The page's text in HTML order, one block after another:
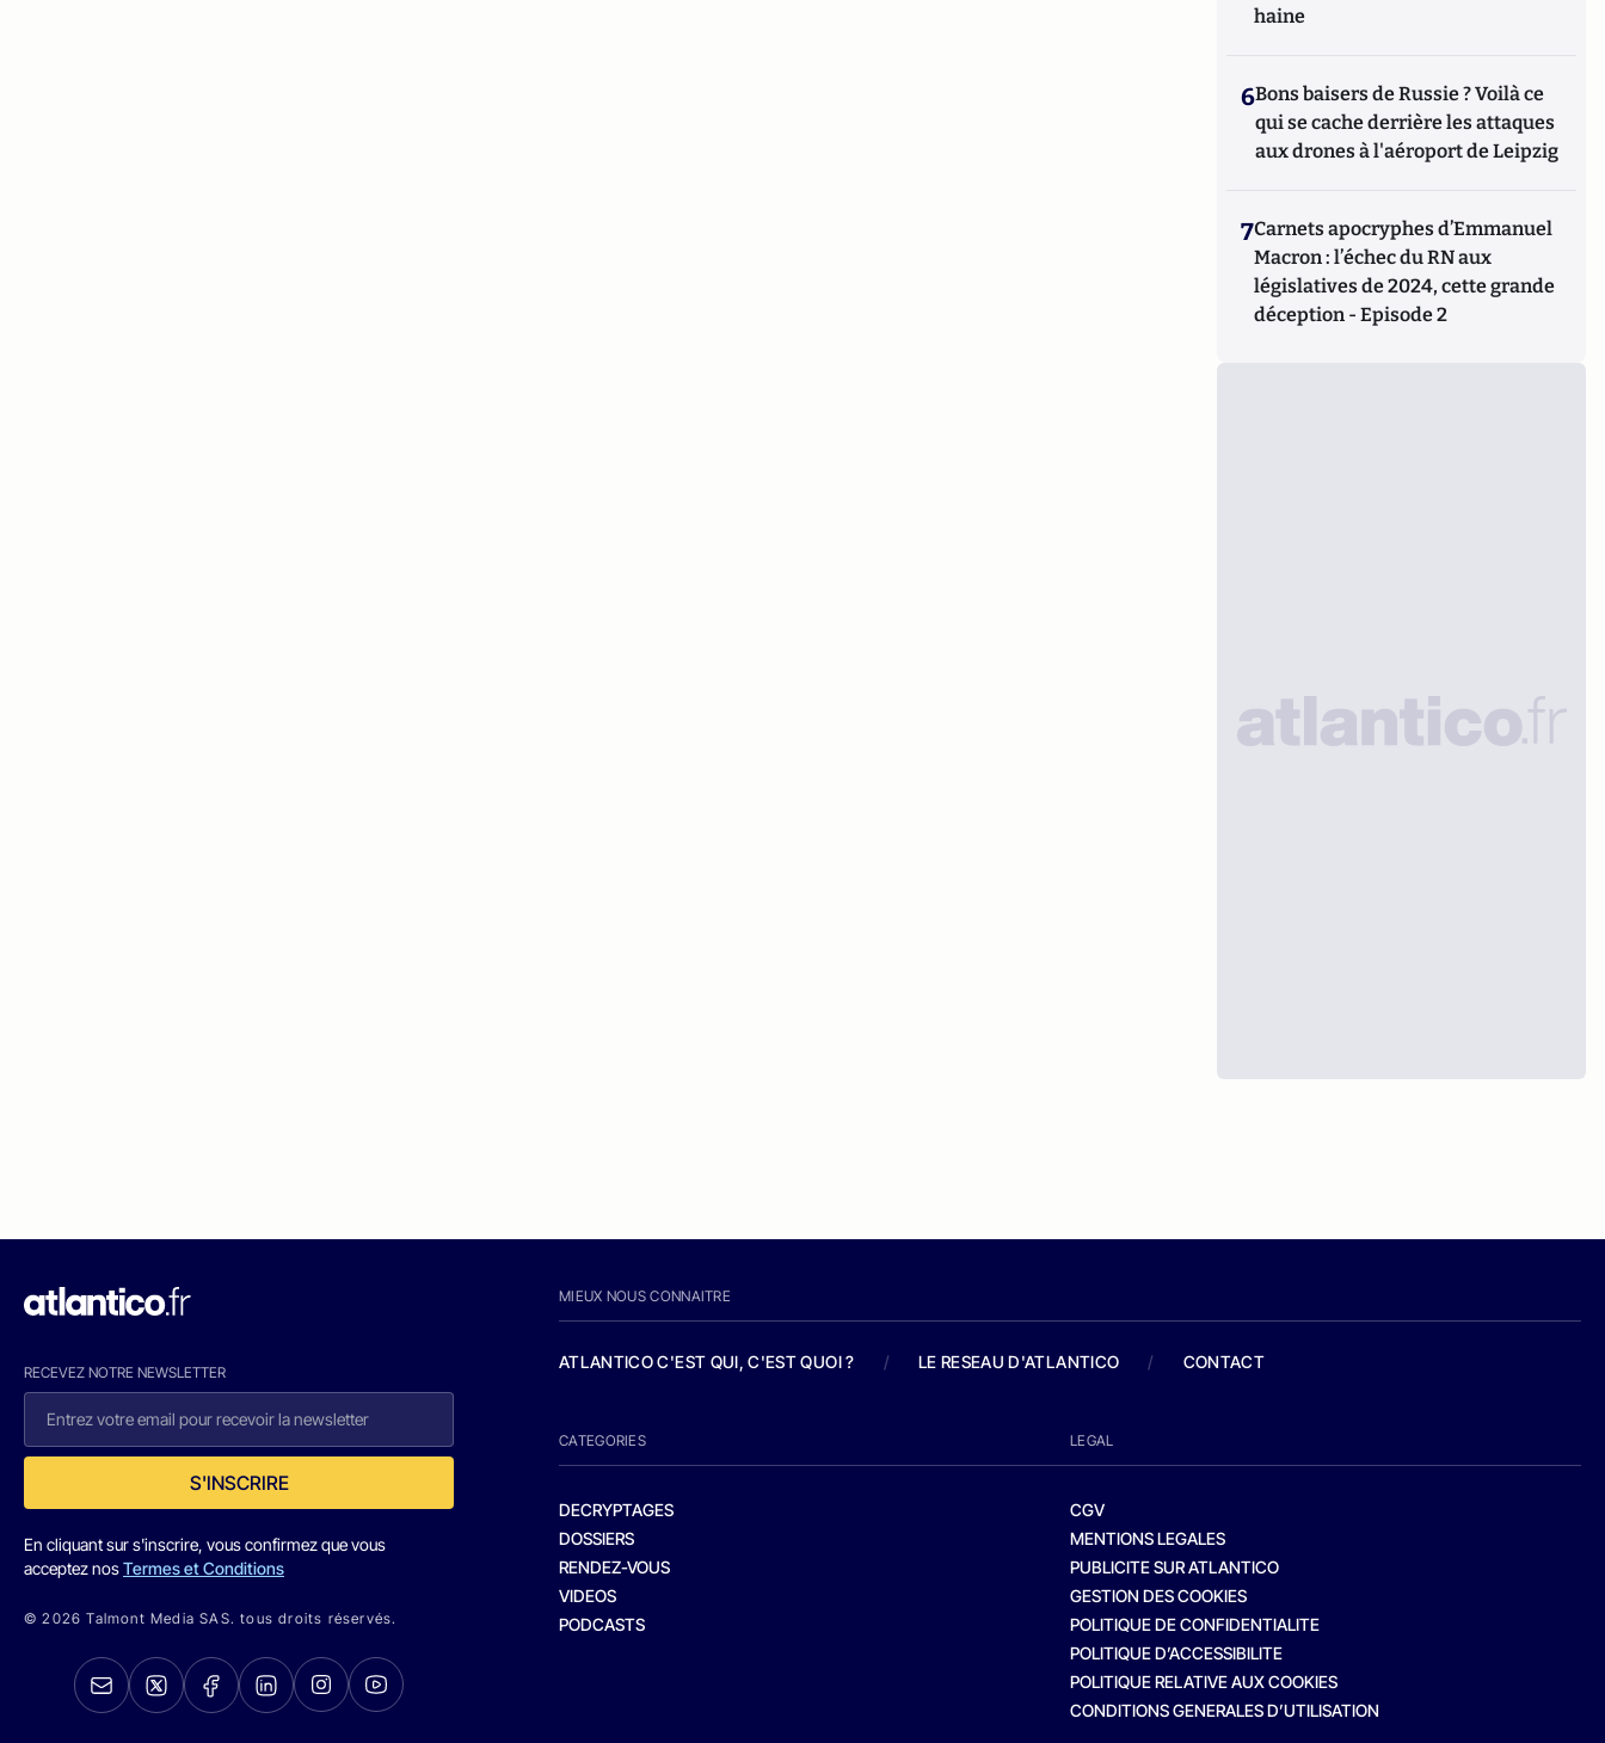
haine
6Bons baisers de Russie ? Voilà ce
qui se cache derrière les attaques
aux drones à l'aéroport de Leipzig
7Carnets apocryphes d’Emmanuel
Macron : l’échec du RN aux
législatives de 2024, cette grande
déception - Episode 2
RECEVEZ NOTRE NEWSLETTER
S'INSCRIRE
En cliquant sur s'inscrire, vous confirmez que vous
acceptez nosTermes et Conditions
© 2026 Talmont Media SAS. tous droits réservés.
MIEUX NOUS CONNAITRE
ATLANTICO C'EST QUI, C'EST QUOI ? / LE RESEAU D'ATLANTICO / CONTACT
CATEGORIES
DECRYPTAGES
DOSSIERS
RENDEZ-VOUS
VIDEOS
PODCASTS
LEGAL
CGV
MENTIONS LEGALES
PUBLICITE SUR ATLANTICO
GESTION DES COOKIES
POLITIQUE DE CONFIDENTIALITE
POLITIQUE D’ACCESSIBILITE
POLITIQUE RELATIVE AUX COOKIES
CONDITIONS GENERALES D’UTILISATION